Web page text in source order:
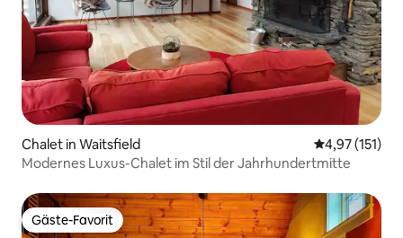
Chalet in Waitsfield
4,97 (151)
Modernes Luxus-Chalet im Stil der Jahrhundertmitte
Gäste-Favorit
Gäste-Favorit